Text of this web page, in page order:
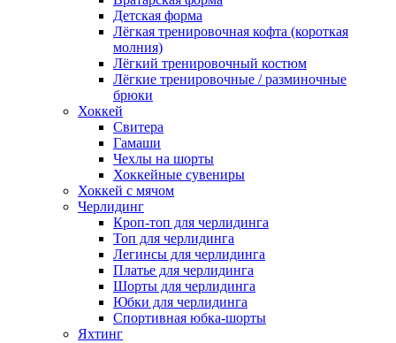
Детская форма
Лёгкая тренировочная кофта (короткая
молния)
Лёгкий тренировочный костюм
Лёгкие тренировочные / разминочные
брюки
Хоккей
Свитера
Гамаши
Чехлы на шорты
Хоккейные сувениры
Хоккей с мячом
Черлидинг
Кроп-топ для черлидинга
Топ для черлидинга
Легинсы для черлидинга
Платье для черлидинга
Шорты для черлидинга
Юбки для черлидинга
Спортивная юбка-шорты
Яхтинг